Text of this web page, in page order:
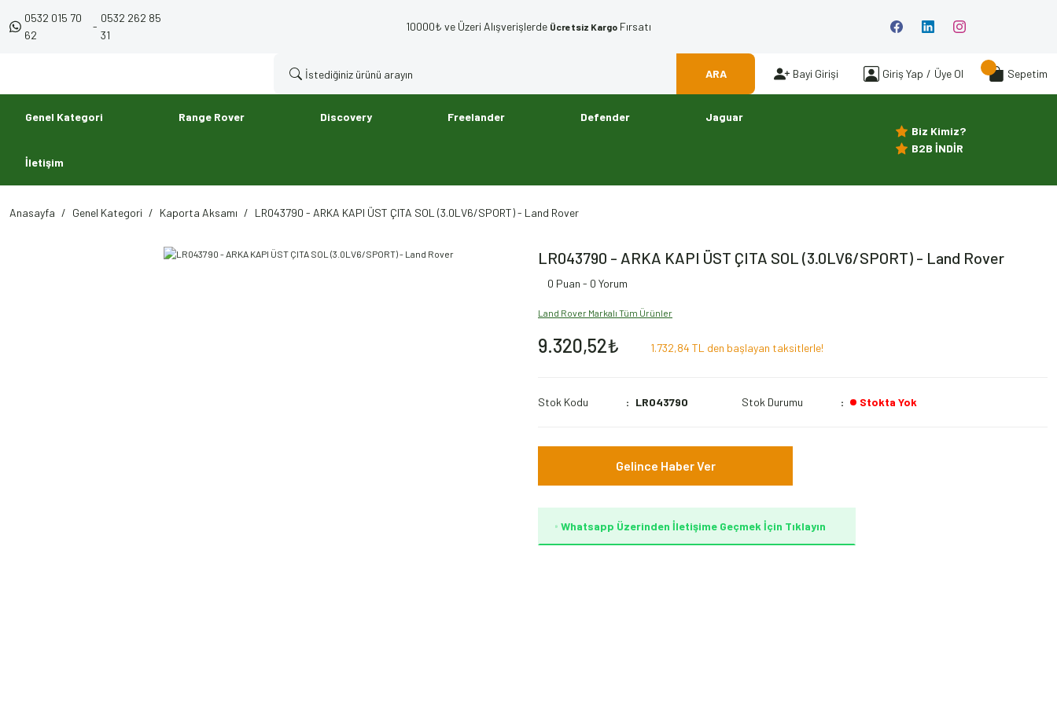
0532 015 70
62
-
0532 262 85
31
10000₺ ve Üzeri Alışverişlerde Ücretsiz Kargo Fırsatı
ARA Bayi Girişi Giriş Yap / Üye Ol Sepetim
Genel Kategori Range Rover Discovery Freelander Defender Jaguar
İletişim
Biz Kimiz?
B2B İNDİR
Anasayfa Genel Kategori Kaporta Aksamı LR043790 - ARKA KAPI ÜST ÇITA SOL (3.0LV6/SPORT) - Land Rover
LR043790 - ARKA KAPI ÜST ÇITA SOL (3.0LV6/SPORT) - Land Rover
0 Puan - 0 Yorum
Land Rover Markalı Tüm Ürünler
9.320,52₺ 1.732,84 TL den başlayan taksitlerle!
Stok Kodu LR043790 Stok Durumu Stokta Yok
Gelince Haber Ver
Whatsapp Üzerinden İletişime Geçmek İçin Tıklayın